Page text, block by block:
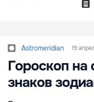
Astromeridian 19
Гороскоп на
знаков